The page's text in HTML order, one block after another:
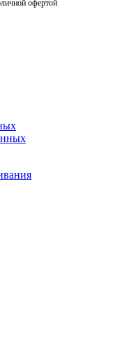
офертой